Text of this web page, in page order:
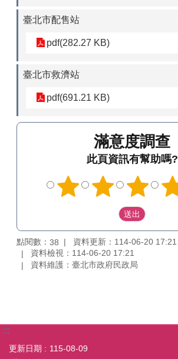
臺北市配售站
pdf(282.27 KB)
臺北市救濟站
pdf(691.21 KB)
滿意度調查
此頁資訊有幫助嗎?
點閱數： 38
資料更新：114-06-20 17:21
資料檢視：114-06-20 17:21
資料維護：臺北市政府民政局
:::
更新日期
115-08-09